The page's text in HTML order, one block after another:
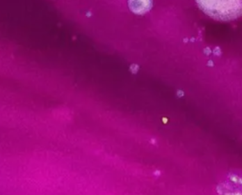
Gestion
CMS et outil
Blog
Blog